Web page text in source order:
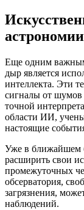
астрономии
Еще одним
дыр является
интеллекта. Эти
сигналы от шумов
точной
области ИИ,
настоящие
Уже в ближайшем
расширить свои
промежуточных
обсерватория,
загрязнения,
наблюдений.